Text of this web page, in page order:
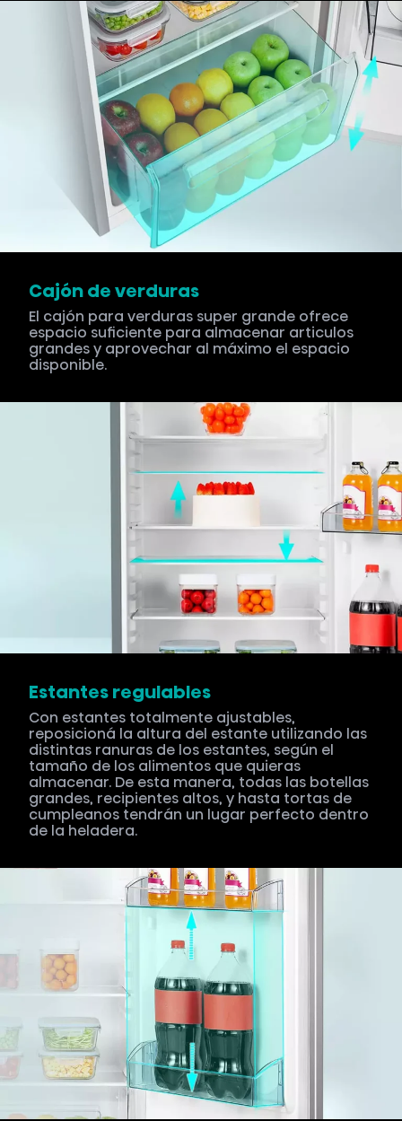
Cajón de verduras
El cajón para verduras super grande ofrece
espacio suficiente para almacenar articulos
grandes y aprovechar al máximo el espacio
disponible.
Estantes regulables
Con estantes totalmente ajustables,
reposicioná la altura del estante utilizando las
distintas ranuras de los estantes, según el
tamaño de los alimentos que quieras
almacenar. De esta manera, todas las botellas
grandes, recipientes altos, y hasta tortas de
cumpleanos tendrán un lugar perfecto dentro
de la heladera.